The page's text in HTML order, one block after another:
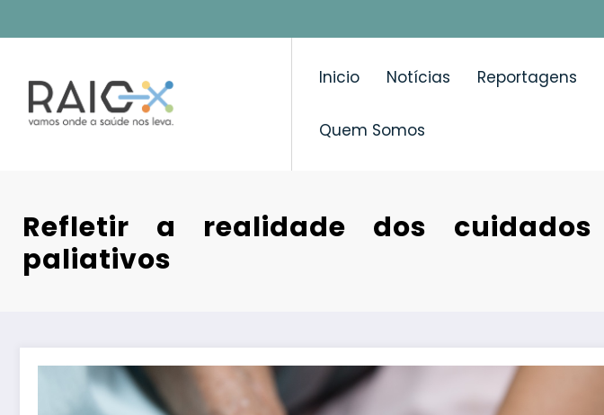
para
conteúdo
Inicio Notícias Reportagens
Quem Somos
Refletir a realidade dos cuidados
paliativos